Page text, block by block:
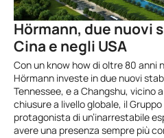
Hörmann, due nuovi
Cina e negli USA
Con un know how di oltre 80 anni
Hörmann investe in due nuovi
Tennessee, e a Changshu, vicino
chiusure a livello globale, il
protagonista di un’inarrestabile
avere una presenza sempre più